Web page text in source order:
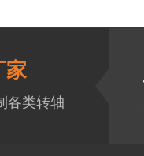
家
各类转轴